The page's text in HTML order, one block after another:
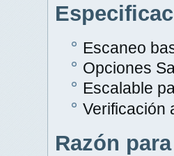
Escaneo
Opciones
Escalable
Verificación
Razón